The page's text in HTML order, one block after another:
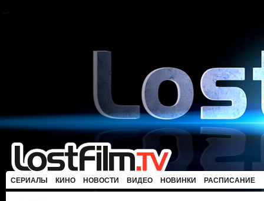
СЕРИАЛЫ КИНО НОВОСТИ ВИДЕО НОВИНКИ РАСПИСАНИЕ